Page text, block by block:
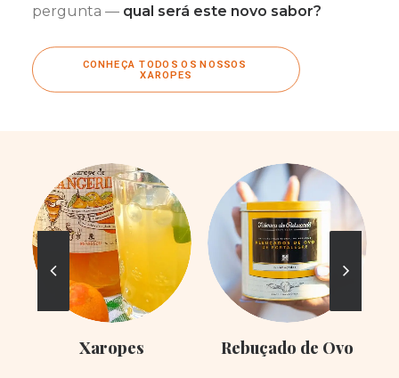
pergunta — qual será este novo sabor?
CONHEÇA TODOS OS NOSSOS
XAROPES
Xaropes Rebuçado de Ovo